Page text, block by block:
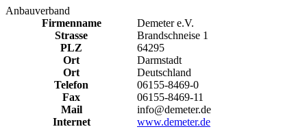
Anbauverband
Firmenname
Demeter e.V.
Strasse
Brandschneise 1
PLZ
64295
Ort
Darmstadt
Ort
Deutschland
Telefon
06155-8469-0
Fax
06155-8469-11
Mail
info@demeter.de
Internet
www.demeter.de